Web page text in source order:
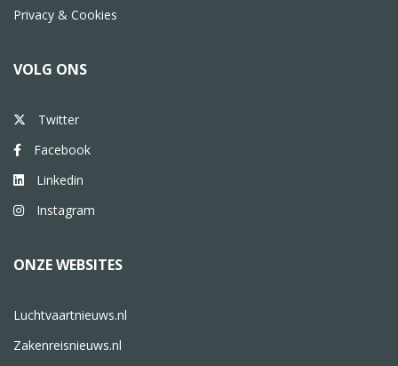
Privacy & Cookies
VOLG ONS
Twitter
Facebook
Linkedin
Instagram
ONZE WEBSITES
Luchtvaartnieuws.nl
Zakenreisnieuws.nl